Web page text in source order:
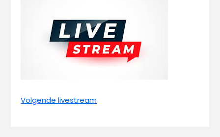
Volgende livestream